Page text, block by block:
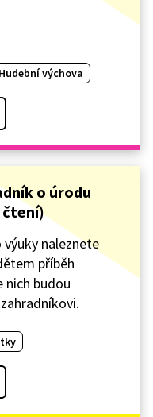
Hudební výchova
o úrodu
čtení)
naleznete
příběh
nich budou